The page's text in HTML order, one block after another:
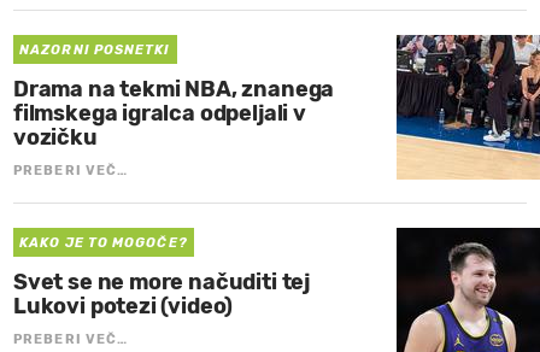
NAZORNI POSNETKI
Drama na tekmi NBA, znanega
filmskega igralca odpeljali v
vozičku
PREBERI VEČ…
KAKO JE TO MOGOČE?
Svet se ne more načuditi tej
Lukovi potezi (video)
PREBERI VEČ…